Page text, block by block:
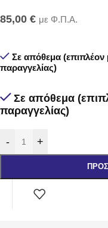
85,00 € με Φ.Π.Α.
Σε απόθεμα (επιπλέον
παραγγελίας)
Σε απόθεμα
παραγγελίας)
- +